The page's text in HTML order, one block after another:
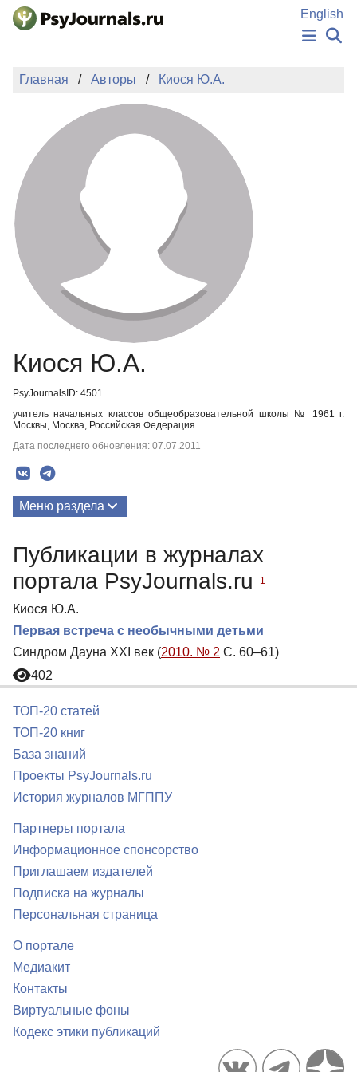
Перейти к основному содержанию
English
НОВОСТИ
АВТОРЫ
ПОДАТЬ РУКОПИСЬ
БАЗА ЗНАНИЙ
КЛЮЧЕВЫЕ СЛОВА
Регистрация
Главная Авторы Киося Ю.А.
Киося Ю.А.
PsyJournalsID: 4501
учитель начальных классов общеобразовательной школы № 1961 г.
Москвы, Москва, Российская Федерация
Дата последнего обновления: 07.07.2011
Меню раздела
Публикации в журналах
портала PsyJournals.ru
1
Киося Ю.А.
Первая встреча с необычными детьми
Синдром Дауна XXI век (2010. № 2 С. 60–61)
402
ТОП-20 статей
ТОП-20 книг
База знаний
Проекты PsyJournals.ru
История журналов МГППУ
Партнеры портала
Информационное спонсорство
Приглашаем издателей
Подписка на журналы
Персональная страница
О портале
Медиакит
Контакты
Виртуальные фоны
Кодекс этики публикаций